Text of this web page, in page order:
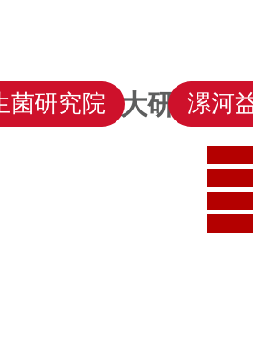
三大研究院
菌研究院 漯河